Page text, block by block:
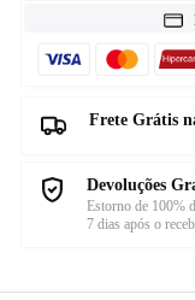
Frete Grátis
Devoluções
Estorno de 100%
7 dias após o